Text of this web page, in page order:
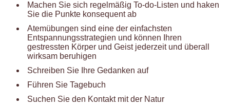
Machen Sie sich regelmäßig To-do-Listen und haken
Sie die Punkte konsequent ab
Atemübungen sind eine der einfachsten
Entspannungsstrategien und können Ihren
gestressten Körper und Geist jederzeit und überall
wirksam beruhigen
Schreiben Sie Ihre Gedanken auf
Führen Sie Tagebuch
Suchen Sie den Kontakt mit der Natur